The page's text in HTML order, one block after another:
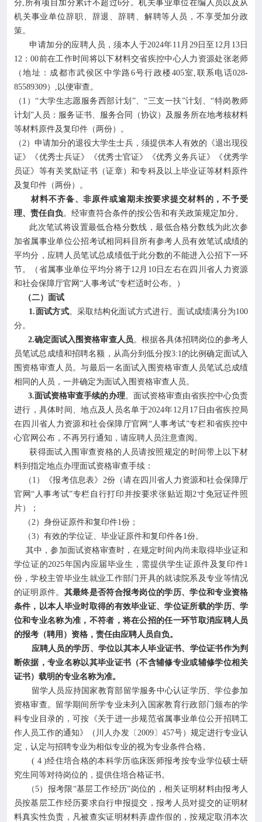
分,所有项目加分累计不超过6分。机关事业单位在编人员以及从
机关事业单位辞职、辞退、辞聘、解聘等人员，不享受加分政
策。
申请加分的应聘人员，须本人于2024年11月29日至12月13日
12：00前在工作时间将以下材料交省疾控中心人力资源处张老师
（地址：成都市武侯区中学路6号行政楼405室,联系电话028-
85589309）,以便审查。
（1）“大学生志愿服务西部计划”、“三支一扶”计划、“特岗教师
计划”人员：服务证书、服务合同（协议）及服务所在地考核材料
等材料原件及复印件（两份）。
（2）申请加分的退役大学生士兵，须提供本人有效的《退出现役
证》《优秀士兵证》《优秀士官证》《优秀义务兵证》《优秀学
员证》等有关奖励证书（证章）和专科及以上毕业证等材料原件
及复印件（两份）。
材料不齐备、非原件或逾期未按要求提交材料的，不予受
理、责任自负。经审查符合条件的按公告和有关政策规定加分。
此次笔试将设置最低合格分数线，最低合格分数线为此次参
加省属事业单位公招考试相同科目所有参考人员有效笔试成绩的
平均分，应聘人员笔试总成绩低于此分数的不能进入公招下一环
节。（省属事业单位平均分将于12月10日左右在四川省人力资源
和社会保障厅官网“人事考试”专栏适时公布。）
（二）面试
1.面试方式。采取结构化面试方式进行。面试成绩满分为100
分。
2.确定面试入围资格审查人员。根据各具体招聘岗位的参考人
员笔试总成绩和招聘名额，从高分到低分按3:1的比例确定面试入
围资格审查人员。与最后一名面试入围资格审查人员笔试总成绩
相同的人员，一并确定为面试入围资格审查人员。
3.面试资格审查手续的办理。面试资格审查由省疾控中心负责
进行，具体时间、地点及人员名单于2024年12月17日由省疾控局
在四川省人力资源和社会保障厅官网“人事考试”专栏和省疾控中
心官网公布，不再另行通知，请应聘人员注意查阅。
获得面试入围审查资格的人员请按照规定的时间带上以下材
料到指定地点办理面试资格审查手续：
（1）《报考信息表》2份（请在四川省人力资源和社会保障厅
官网“人事考试”专栏自行打印并按要求张贴近期2寸免冠证件照
片）；
（2）身份证原件和复印件1份；
（3）有效的学位证、毕业证原件和复印件各1份。
其中，参加面试资格审查时，在规定时间内尚未取得毕业证和
学位证的2025年国内应届毕业生，需提供学生证原件及复印件1
份，学校主管毕业生就业工作部门开具的就读院系及专业等情况
的证明原件。 其最终是否符合报考岗位的学历、学位和专业资格
条件，以本人毕业时取得的有效毕业证、学位证所载的学历、学
位和专业名称为准，不符者，将在公招的任一环节取消应聘人员
的报考（聘用）资格，责任由应聘人员自负。
应聘人员的学历、学位以其本人毕业证书、学位证书作为判
断依据，专业名称以其毕业证书（不含辅修专业或辅修学位相关
证书）载明的专业名称为准。
留学人员应持国家教育部留学服务中心认证学历、学位参加
资格审查。留学期间所学专业未列入国家教育行政部门颁布的学
科专业目录的，可按《关于进一步规范省属事业单位公开招聘工
作人员工作的通知》（川人办发〔2009〕457号）规定进行专业认
定，认定与招聘专业为相似专业的视为专业条件合格。
( 4 )经住培合格的本科学历临床医师报考按专业学位硕士研
究生同等对待岗位的，提供住培合格证书。
（5）报考限“基层工作经历”岗位的，相关证明材料由报考人
员按基层工作经历要求自行申报提交，报考人员对提交的证明材
料真实性负责，凡被查实证明材料弄虚作假的，按规定取消本次